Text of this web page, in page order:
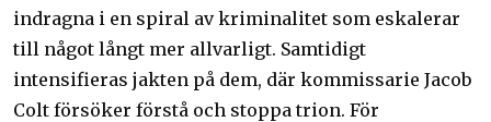
indragna i en spiral av kriminalitet som eskalerar
till något långt mer allvarligt. Samtidigt
intensifieras jakten på dem, där kommissarie Jacob
Colt försöker förstå och stoppa trion. För